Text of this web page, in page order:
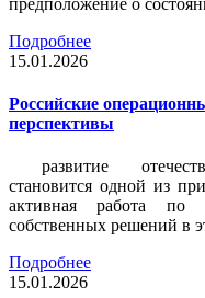
Подробнее
15.01.2026
Российские
перспективы
развитие
становится одной из
активная работа по
собственных решений в
Подробнее
15.01.2026